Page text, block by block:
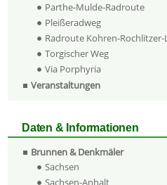
Parthe-Mulde-Radroute
Pleißeradweg
Radroute Kohren-Rochlitzer-
Torgischer Weg
Via Porphyria
Veranstaltungen
Daten & Informationen
Brunnen & Denkmäler
Sachsen
Sachsen-Anhalt